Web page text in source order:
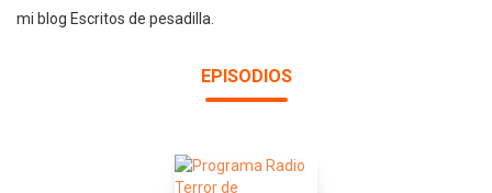
mi blog Escritos de pesadilla.
EPISODIOS